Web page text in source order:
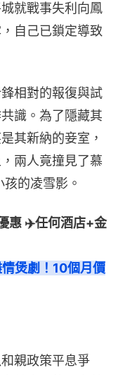
就戰事失利向鳳
自己已鎖定導致
相對的報復與試
識。為了隱藏其
其新納的妾室，
兩人竟撞見了慕
的凌雪影。
惠 ✈️任何酒店+金
煲劇！10個月價
親政策平息爭